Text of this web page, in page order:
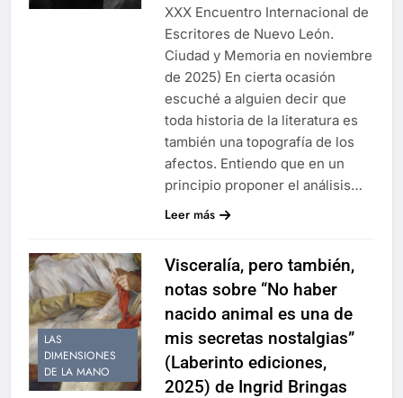
XXX Encuentro Internacional de
Escritores de Nuevo León.
Ciudad y Memoria en noviembre
de 2025) En cierta ocasión
escuché a alguien decir que
toda historia de la literatura es
también una topografía de los
afectos. Entiendo que en un
principio proponer el análisis…
Leer más
LAS
DIMENSIONES
DE LA MANO
Visceralía, pero también,
notas sobre “No haber
nacido animal es una de
mis secretas nostalgias”
(Laberinto ediciones,
2025) de Ingrid Bringas